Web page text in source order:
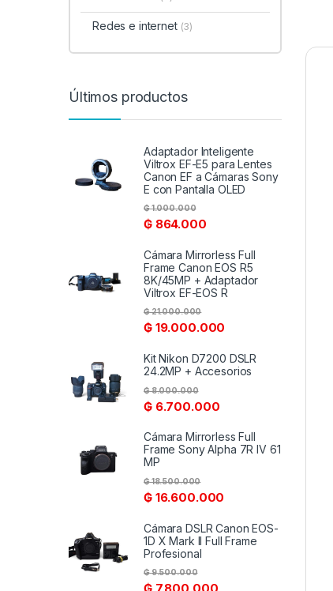
Redes e internet (3)
Últimos productos
Adaptador Inteligente
Viltrox EF-E5 para Lentes
Canon EF a Cámaras Sony
E con Pantalla OLED
₲864.000
₲1.000.000
Cámara Mirrorless Full
Frame Canon EOS R5
8K/45MP + Adaptador
Viltrox EF-EOS R
₲19.000.000
₲21.000.000
Kit Nikon D7200 DSLR
24.2MP + Accesorios
₲6.700.000
₲8.000.000
Cámara Mirrorless Full
Frame Sony Alpha 7R IV 61
MP
₲16.600.000
₲18.500.000
Cámara DSLR Canon EOS-
1D X Mark II Full Frame
Profesional
₲9.500.000